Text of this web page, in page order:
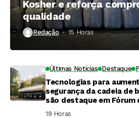
Kosher e reforça
qualidade
Redação 15 Horas ⁮
Últimas Notícias Destaque
Tecnologias para
segurança da cadeia de
são destaque em
19 Horas ⁮